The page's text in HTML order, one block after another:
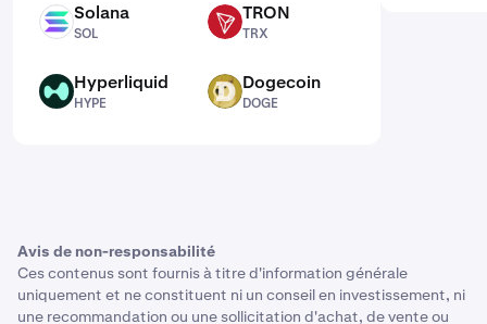
SOL Solana
SOL
TRX TRON
TRX
HYPE Hyperliquid
HYPE
DOGE Dogecoin
DOGE
Avis de non-responsabilité
Ces contenus sont fournis à titre d'information générale
uniquement et ne constituent ni un conseil en investissement, ni
une recommandation ou une sollicitation d'achat, de vente ou